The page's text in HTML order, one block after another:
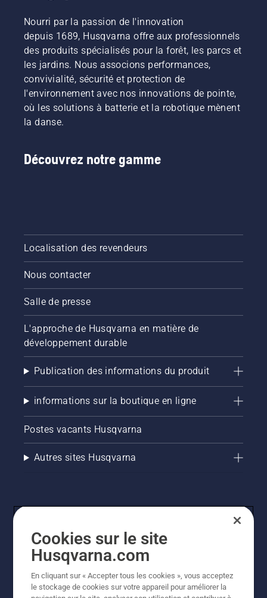
Nourri par la passion de l'innovation
depuis 1689, Husqvarna offre aux professionnels
des produits spécialisés pour la forêt, les parcs et
les jardins. Nous associons performances,
convivialité, sécurité et protection de
l'environnement avec nos innovations de pointe,
où les solutions à batterie et la robotique mènent
la danse.
Découvrez notre gamme
Localisation des revendeurs
Nous contacter
Salle de presse
L'approche de Husqvarna en matière de
développement durable
Publication des informations du produit
informations sur la boutique en ligne
Postes vacants Husqvarna
Autres sites Husqvarna
© Husqvarna AB (publ). Tous droits réservés. Les prix
Cookies sur le site
Husqvarna.com
En cliquant sur « Accepter tous les cookies », vous acceptez
le stockage de cookies sur votre appareil pour améliorer la